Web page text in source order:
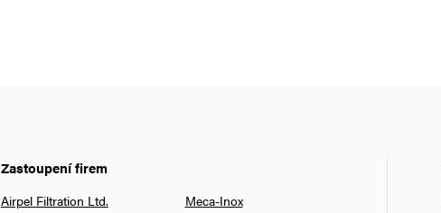
Zastoupení firem
Airpel Filtration Ltd.
Meca-Inox